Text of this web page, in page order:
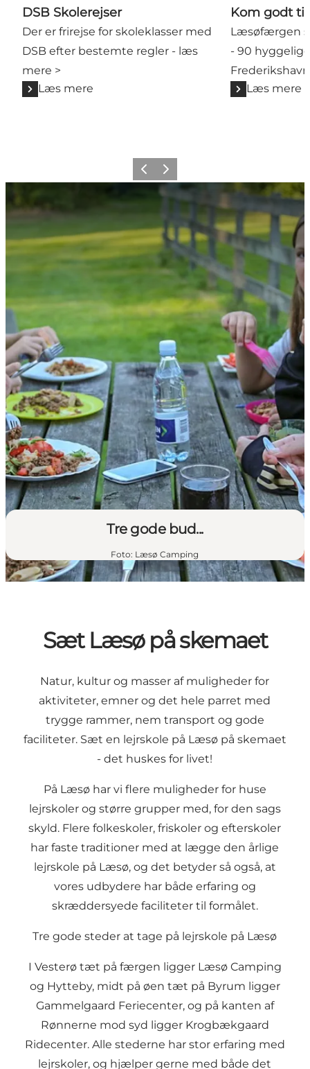
DSB Skolerejser
Der er frirejse for skoleklasser med
DSB efter bestemte regler - læs
mere >
Læs mere
Kom godt
Læsøfærgen
- 90
Læs mere
Forrige billede
Næste billede
Tre gode bud...
Foto: Læsø Camping
Sæt Læsø på skemaet
Natur, kultur og masser af muligheder for
aktiviteter, emner og det hele parret med
trygge rammer, nem transport og gode
faciliteter. Sæt en lejrskole på Læsø på skemaet
- det huskes for livet!
På Læsø har vi flere muligheder for huse
lejrskoler og større grupper med, for den sags
skyld. Flere folkeskoler, friskoler og efterskoler
har faste traditioner med at lægge den årlige
lejrskole på Læsø, og det betyder så også, at
vores udbydere har både erfaring og
skræddersyede faciliteter til formålet.
Tre gode steder at tage på lejrskole på Læsø
I Vesterø tæt på færgen ligger Læsø Camping
og Hytteby, midt på øen tæt på Byrum ligger
Gammelgaard Feriecenter, og på kanten af
Rønnerne mod syd ligger Krogbækgaard
Ridecenter. Alle stederne har stor erfaring med
lejrskoler, og hjælper gerne med både det